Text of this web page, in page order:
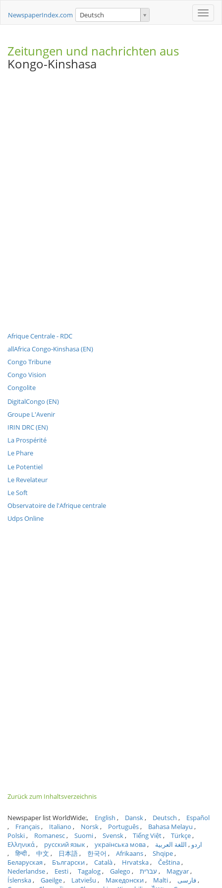
Toggle
NewspaperIndex.com Deutsch
Zeitungen und nachrichten aus
Kongo-Kinshasa
Afrique Centrale - RDC
allAfrica Congo-Kinshasa (EN)
Congo Tribune
Congo Vision
Congolite
DigitalCongo (EN)
Groupe L'Avenir
IRIN DRC (EN)
La Prospérité
Le Phare
Le Potentiel
Le Revelateur
Le Soft
Observatoire de l'Afrique centrale
Udps Online
Zurück zum Inhaltsverzeichnis
Newspaper list WorldWide: English Dansk Deutsch
Español
Français
Italiano Norsk Português
Bahasa Melayu
Polski
Romanesc Suomi Svensk Tiếng Việt
Türkçe
Ελληνικά
русский язык українська мова اردو
اللغة العربية
हिन्दी
中文 日本語 한국어 Afrikaans
Shqipe
Беларуская
Български Català Hrvatska
Čeština
Nederlandse
Eesti Tagalog Galego עברית
Magyar
Íslenska
Gaeilge Latviešu Македонски Malti
فارسی